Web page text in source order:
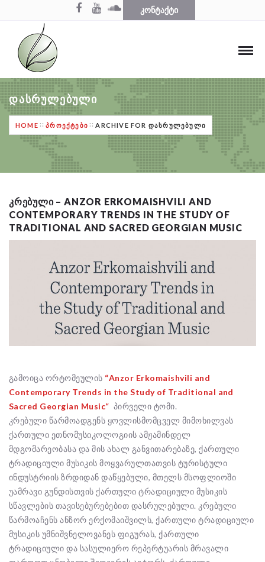
ᲙᲝᲜᲢᲐᲥᲢᲘ
ᲓᲐᲡᲠᲣᲚᲔᲑᲣᲚᲘ
HOME ᲞᲠᲝᲔᲥᲢᲔᲑᲘ ARCHIVE FOR ᲓᲐᲡᲠᲣᲚᲔᲑᲣᲚᲘ
ᲙᲠᲔᲑᲣᲚᲘ – ANZOR ERKOMAISHVILI AND
CONTEMPORARY TRENDS IN THE STUDY OF
TRADITIONAL AND SACRED GEORGIAN MUSIC
გამოიცა ორტომეულის “Anzor Erkomaishvili and
Contemporary Trends in the Study of Traditional and
Sacred Georgian Music“ პირველი ტომი.
კრებული წარმოადგენს ყოვლისმომცველ მიმოხილვას
ქართული ეთნომუსიკოლოგიის ამჟამინდელ
მდგომარეობასა და მის ახალ განვითარებაზე, ქართული
ტრადიციული მუსიკის მოყვარულთათვის ტურისტული
ინდუსტრიის ზრდიდან დაწყებული, მთელს მსოფლიოში
უამრავი გუნდისთვის ქართული ტრადიციული მუსიკის
სწავლების თავისებურებებით დასრულებული. კრებული
წარმოაჩენს ანზორ ერქომაიშვილს, ქართული ტრადიციული
მუსიკის უმნიშვნელოვანეს ფიგურას, ქართული
ტრადიციული და სასულიერო რეპერტუარის მრავალი